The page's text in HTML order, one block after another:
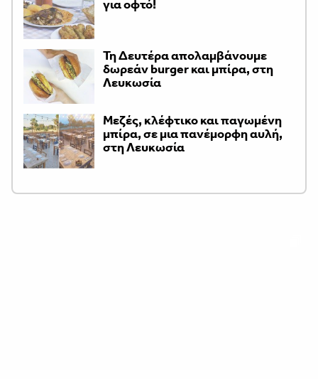
για οφτό!
Τη Δευτέρα απολαμβάνουμε
δωρεάν burger και μπίρα, στη
Λευκωσία
Μεζές, κλέφτικο και παγωμένη
μπίρα, σε μια πανέμορφη αυλή,
στη Λευκωσία